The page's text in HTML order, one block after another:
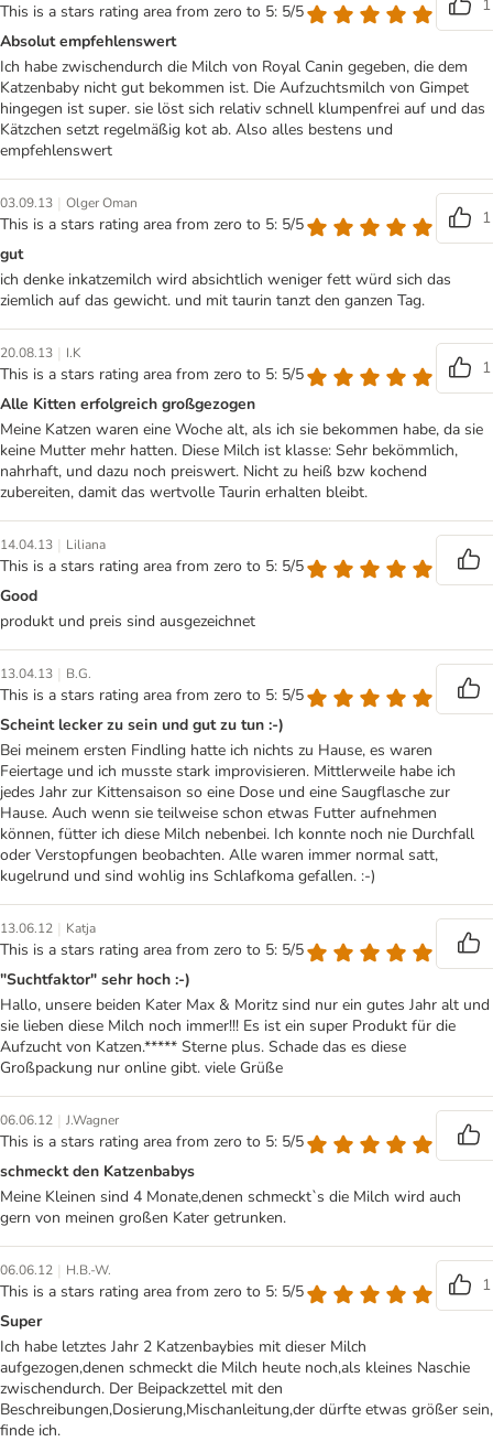
This is a stars rating area from zero to 5: 5/5
1
Absolut empfehlenswert
Ich habe zwischendurch die Milch von Royal Canin gegeben, die dem
Katzenbaby nicht gut bekommen ist. Die Aufzuchtsmilch von Gimpet
hingegen ist super. sie löst sich relativ schnell klumpenfrei auf und das
Kätzchen setzt regelmäßig kot ab. Also alles bestens und
empfehlenswert
03.09.13 | Olger Oman
This is a stars rating area from zero to 5: 5/5
1
gut
ich denke inkatzemilch wird absichtlich weniger fett würd sich das
ziemlich auf das gewicht. und mit taurin tanzt den ganzen Tag.
20.08.13 | I.K
This is a stars rating area from zero to 5: 5/5
1
Alle Kitten erfolgreich großgezogen
Meine Katzen waren eine Woche alt, als ich sie bekommen habe, da sie
keine Mutter mehr hatten. Diese Milch ist klasse: Sehr bekömmlich,
nahrhaft, und dazu noch preiswert. Nicht zu heiß bzw kochend
zubereiten, damit das wertvolle Taurin erhalten bleibt.
14.04.13 | Liliana
This is a stars rating area from zero to 5: 5/5
Good
produkt und preis sind ausgezeichnet
13.04.13 | B.G.
This is a stars rating area from zero to 5: 5/5
Scheint lecker zu sein und gut zu tun :-)
Bei meinem ersten Findling hatte ich nichts zu Hause, es waren
Feiertage und ich musste stark improvisieren. Mittlerweile habe ich
jedes Jahr zur Kittensaison so eine Dose und eine Saugflasche zur
Hause. Auch wenn sie teilweise schon etwas Futter aufnehmen
können, fütter ich diese Milch nebenbei. Ich konnte noch nie Durchfall
oder Verstopfungen beobachten. Alle waren immer normal satt,
kugelrund und sind wohlig ins Schlafkoma gefallen. :-)
13.06.12 | Katja
This is a stars rating area from zero to 5: 5/5
"Suchtfaktor" sehr hoch :-)
Hallo, unsere beiden Kater Max & Moritz sind nur ein gutes Jahr alt und
sie lieben diese Milch noch immer!!! Es ist ein super Produkt für die
Aufzucht von Katzen.***** Sterne plus. Schade das es diese
Großpackung nur online gibt. viele Grüße
06.06.12 | J.Wagner
This is a stars rating area from zero to 5: 5/5
schmeckt den Katzenbabys
Meine Kleinen sind 4 Monate,denen schmeckt`s die Milch wird auch
gern von meinen großen Kater getrunken.
06.06.12 | H.B.-W.
This is a stars rating area from zero to 5: 5/5
1
Super
Ich habe letztes Jahr 2 Katzenbaybies mit dieser Milch
aufgezogen,denen schmeckt die Milch heute noch,als kleines Naschie
zwischendurch. Der Beipackzettel mit den
Beschreibungen,Dosierung,Mischanleitung,der dürfte etwas größer sein,
finde ich.